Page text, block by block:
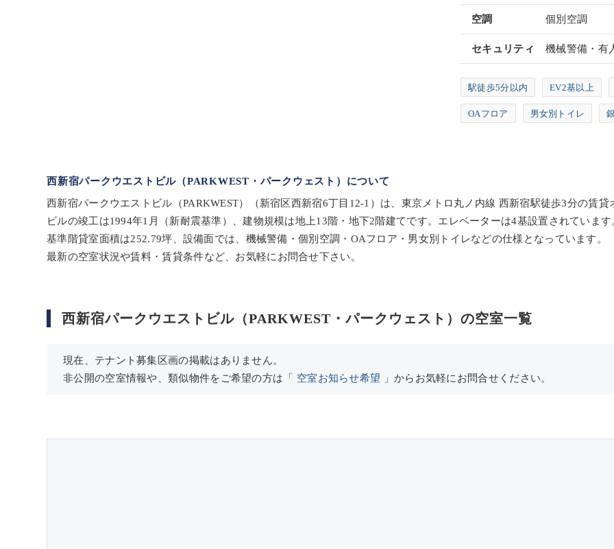
空調 個別空調
セキュリティ 機械警備・有
駅徒歩5分以内 EV2基以上
OAフロア 男女別トイレ
西新宿パークウエストビル（PARKWEST・パークウェスト）について
西新宿パークウエストビル（PARKWEST）（新宿区西新宿6丁目12-1）は、東京メトロ丸ノ内線 西新宿駅徒歩3分の賃貸
ビルの竣工は1994年1月（新耐震基準）、建物規模は地上13階・地下2階建てです。エレベーターは4基設置されています
基準階貸室面積は252.79坪、設備面では、機械警備・個別空調・OAフロア・男女別トイレなどの仕様となっています。
最新の空室状況や賃料・賃貸条件など、お気軽にお問合せ下さい。
西新宿パークウエストビル（PARKWEST・パークウェスト）の空室一覧
現在、テナント募集区画の掲載はありません。
非公開の空室情報や、類似物件をご希望の方は「 空室お知らせ希望 」からお気軽にお問合せください。